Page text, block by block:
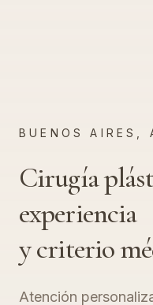
BUENOS AIRES,
Cirugía
experiencia
y criterio
Atención